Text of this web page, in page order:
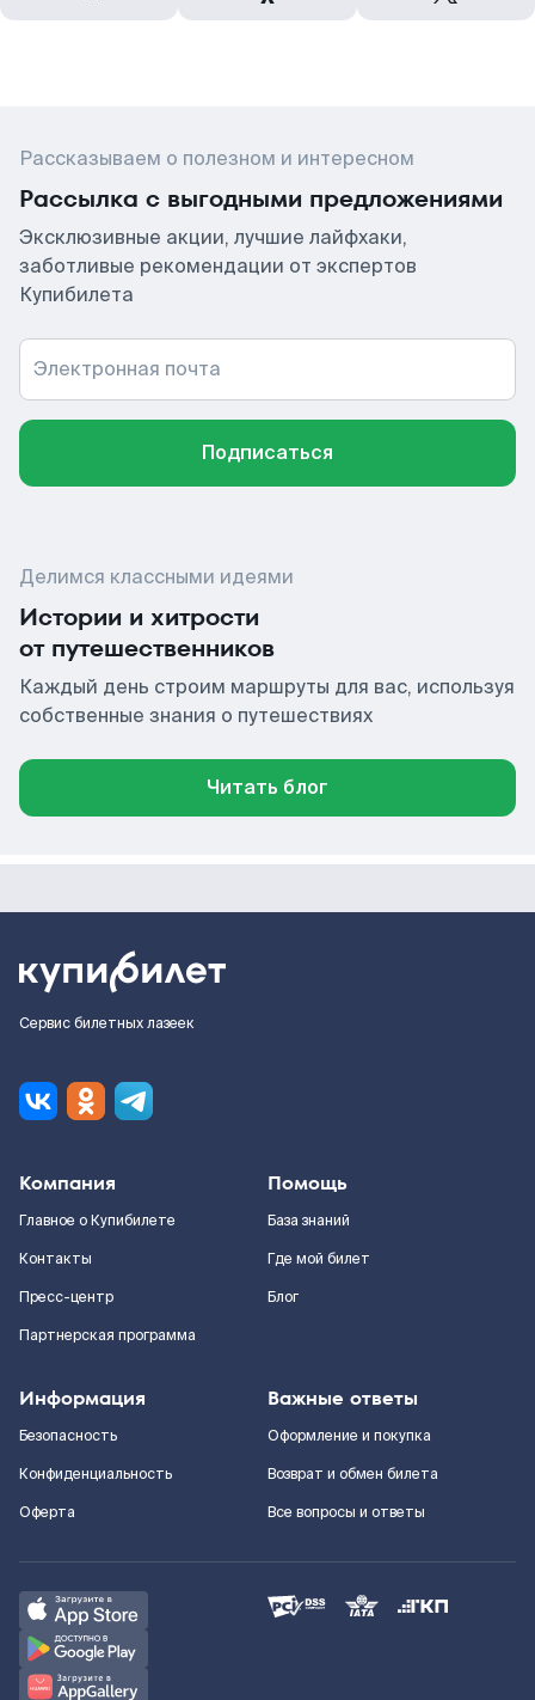
Рассказываем о полезном и интересном
Рассылка с выгодными предложениями
Эксклюзивные акции, лучшие лайфхаки,
заботливые рекомендации от экспертов
Купибилета
Электронная почта
Подписаться
Делимся классными идеями
Истории и хитрости
от путешественников
Каждый день строим маршруты для вас, используя
собственные знания о путешествиях
Читать блог
Сервис билетных лазеек
Компания
Главное о Купибилете
Контакты
Пресс-центр
Партнерская программа
Помощь
База знаний
Где мой билет
Блог
Информация
Безопасность
Конфиденциальность
Оферта
Важные ответы
Оформление и покупка
Возврат и обмен билета
Все вопросы и ответы